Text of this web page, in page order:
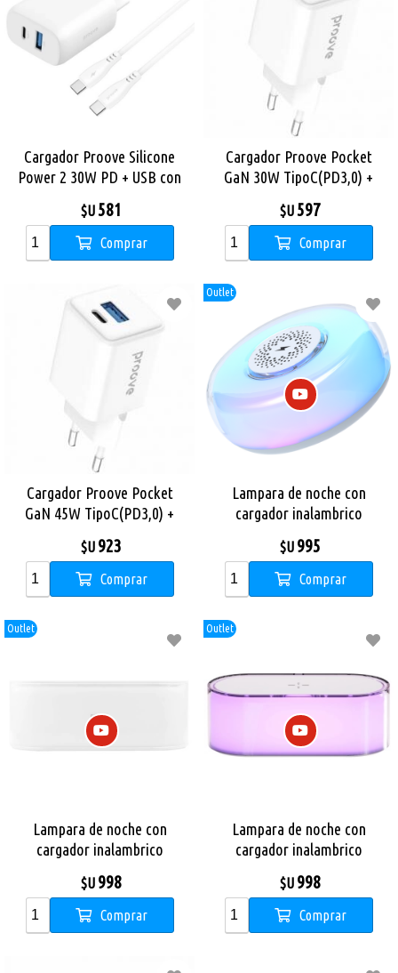
Cargador Proove Silicone
Power 2 30W PD + USB con
(1m)
$U 581
Comprar
Cargador Proove Pocket
GaN 30W TipoC(PD3,0) +
$U 597
Comprar
Cargador Proove Pocket
GaN 45W TipoC(PD3,0) +
$U 923
Comprar
Outlet
Lampara de noche con
cargador inalambrico
$U 995
Comprar
Outlet
Lampara de noche con
cargador inalambrico
$U 998
Comprar
Outlet
Lampara de noche con
cargador inalambrico
$U 998
Comprar